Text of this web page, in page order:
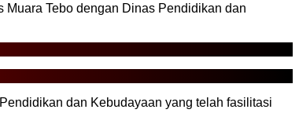
Tebo dengan Dinas Pendidikan dan
dan Kebudayaan yang telah fasilitasi